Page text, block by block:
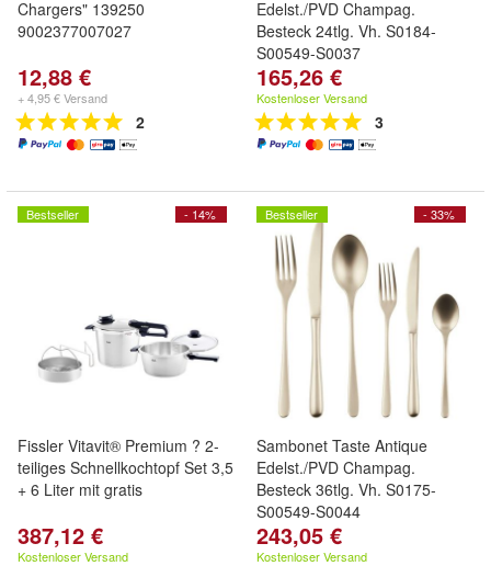
Chargers" 139250
9002377007027
12,88 €
+ 4,95 € Versand
2
Edelst./PVD Champag.
Besteck 24tlg. Vh. S0184-
S00549-S0037
165,26 €
Kostenloser Versand
3
- 14%
Bestseller
Fissler Vitavit® Premium ? 2-
teiliges Schnellkochtopf Set 3,5
+ 6 Liter mit gratis
387,12 €
Kostenloser Versand
- 33%
Bestseller
Sambonet Taste Antique
Edelst./PVD Champag.
Besteck 36tlg. Vh. S0175-
S00549-S0044
243,05 €
Kostenloser Versand